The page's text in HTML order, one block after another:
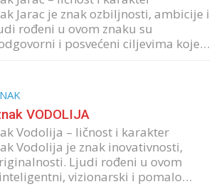
Jarac je znak ozbiljnosti, ambicije i
rođeni u ovom znaku su
i posvećeni ciljevima koje…
VODOLIJA
Vodolija – ličnost i karakter
Vodolija je znak inovativnosti,
Ljudi rođeni u ovom
vizionarski i pomalo…